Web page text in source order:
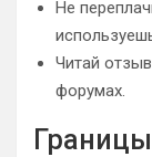
Не
Читай
форумах.